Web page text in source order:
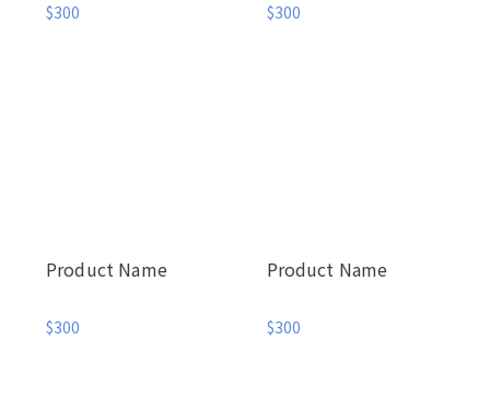
$300 $300
Product Name
$300
Product Name
$300